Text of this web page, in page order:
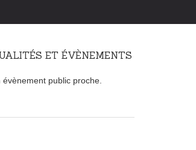
ET ÉVÈNEMENTS
évènement public proche.